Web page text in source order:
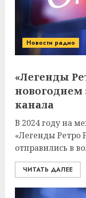
Новости радио
«Легенды
новогоднем
канала
В 2024 году на
«Легенды Ретро
отправились в
ЧИТАТЬ ДАЛЕЕ